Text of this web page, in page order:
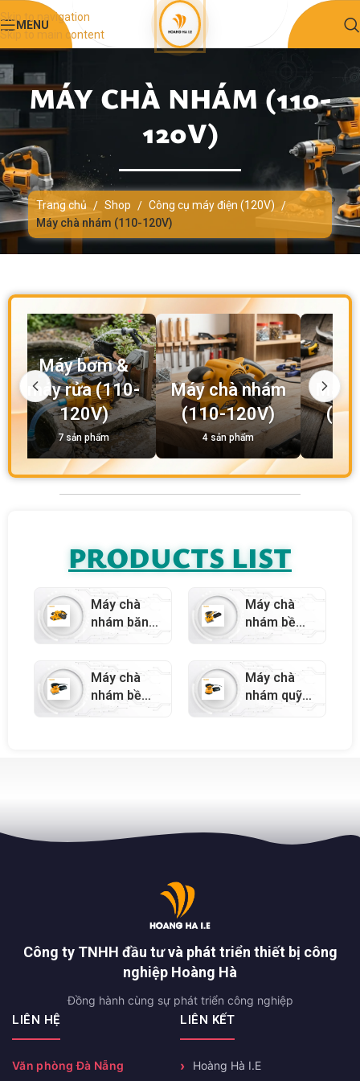
Skip to navigation
Skip to main content
MENU
MÁY CHÀ NHÁM (110-
120V)
Trang chủ / Shop / Công cụ máy điện (120V) /
Máy chà nhám (110-120V)
Máy bơm &
máy rửa (110-
120V)
7 sản phẩm
Máy chà nhám
(110-120V)
4 sản phẩm
Máy
PRODUCTS LIST
Máy chà
nhám băng
6.8a –
Máy chà
nhám bề
mặt 2a
79764
Máy chà
nhám bề
mặt 6.5mm
Máy chà
nhám quỹ
đạo ngẫu
Công ty TNHH đầu tư và phát triển thiết bị công
nghiệp Hoàng Hà
Đồng hành cùng sự phát triển công nghiệp
LIÊN HỆ
Văn phòng Đà Nẵng
LIÊN KẾT
Hoàng Hà I.E